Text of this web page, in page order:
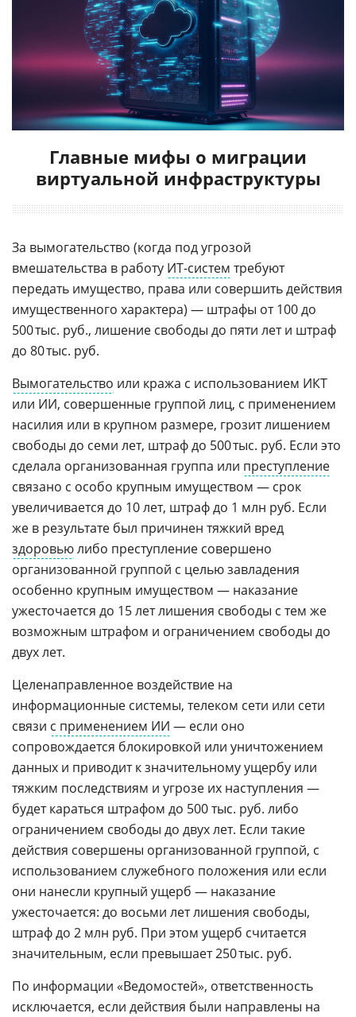
Главные мифы о миграции
виртуальной инфраструктуры
За вымогательство (когда под угрозой
вмешательства в работу ИТ-систем требуют
передать имущество, права или совершить действия
имущественного характера) — штрафы от 100 до
500 тыс. руб., лишение свободы до пяти лет и штраф
до 80 тыс. руб.
Вымогательство или кража с использованием ИКТ
или ИИ, совершенные группой лиц, с применением
насилия или в крупном размере, грозит лишением
свободы до семи лет, штраф до 500 тыс. руб. Если это
сделала организованная группа или преступление
связано с особо крупным имуществом — срок
увеличивается до 10 лет, штраф до 1 млн руб. Если
же в результате был причинен тяжкий вред
здоровьюлибо преступление совершено
организованной группой с целью завладения
особенно крупным имуществом — наказание
ужесточается до 15 лет лишения свободы с тем же
возможным штрафом и ограничением свободы до
двух лет.
Целенаправленное воздействие на
информационные системы, телеком сети или сети
связи с применением ИИ — если оно
сопровождается блокировкой или уничтожением
данных и приводит к значительному ущербу или
тяжким последствиям и угрозе их наступления —
будет караться штрафом до 500 тыс. руб. либо
ограничением свободы до двух лет. Если такие
действия совершены организованной группой, с
использованием служебного положения или если
они нанесли крупный ущерб — наказание
ужесточается: до восьми лет лишения свободы,
штраф до 2 млн руб. При этом ущерб считается
значительным, если превышает 250 тыс. руб.
По информации «Ведомостей», ответственность
исключается, если действия были направлены на